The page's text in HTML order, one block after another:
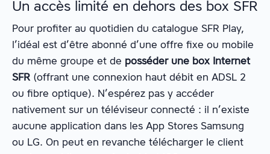
Un accès limité en dehors des box SFR
Pour profiter au quotidien du catalogue SFR Play,
l’idéal est d’être abonné d’une offre fixe ou mobile
du même groupe et de posséder une box Internet
SFR (offrant une connexion haut débit en ADSL 2
ou fibre optique). N’espérez pas y accéder
nativement sur un téléviseur connecté : il n’existe
aucune application dans les App Stores Samsung
ou LG. On peut en revanche télécharger le client